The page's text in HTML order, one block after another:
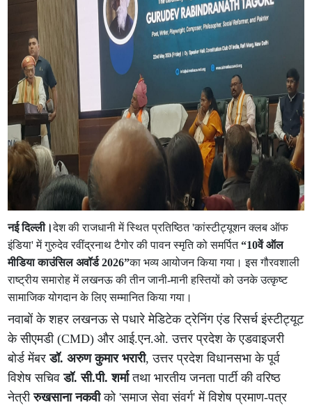
नई दिल्ली।देश की राजधानी में स्थित प्रतिष्ठित 'कांस्टीट्यूशन क्लब ऑफ
इंडिया' में गुरुदेव रवींद्रनाथ टैगोर की पावन स्मृति को समर्पित“10वें ऑल
मीडिया काउंसिल अवॉर्ड 2026”का भव्य आयोजन किया गया। इस गौरवशाली
राष्ट्रीय समारोह में लखनऊ की तीन जानी-मानी हस्तियों को उनके उत्कृष्ट
सामाजिक योगदान के लिए सम्मानित किया गया।
नवाबों के शहर लखनऊ से पधारे मेडिटेक ट्रेनिंग एंड रिसर्च इंस्टीट्यूट
के सीएमडी (CMD) और आई.एन.ओ. उत्तर प्रदेश के एडवाइजरी
बोर्ड मेंबरडॉ. अरुण कुमार भरारी, उत्तर प्रदेश विधानसभा के पूर्व
विशेष सचिवडॉ. सी.पी. शर्मातथा भारतीय जनता पार्टी की वरिष्ठ
नेत्रीरुखसाना नकवीको 'समाज सेवा संवर्ग' में विशेष प्रमाण-पत्र